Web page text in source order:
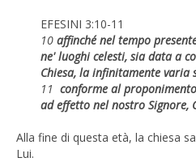
EFESINI 3:10-11
10 affinché nel tempo
ne' luoghi celesti, sia data a
Chiesa, la infinitamente varia
11 conforme al
ad effetto nel nostro Signore,
Alla fine di questa età, la chiesa
Lui.